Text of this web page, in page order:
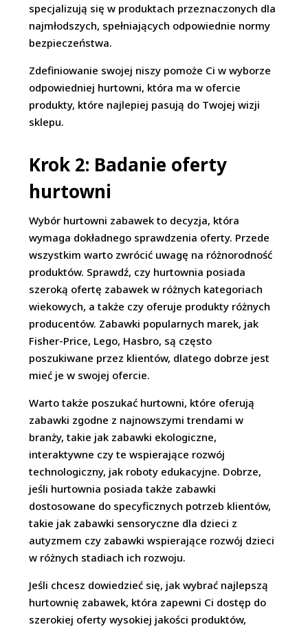
specjalizują się w produktach przeznaczonych dla
najmłodszych, spełniających odpowiednie normy
bezpieczeństwa.
Zdefiniowanie swojej niszy pomoże Ci w wyborze
odpowiedniej hurtowni, która ma w ofercie
produkty, które najlepiej pasują do Twojej wizji
sklepu.
Krok 2: Badanie oferty
hurtowni
Wybór hurtowni zabawek to decyzja, która
wymaga dokładnego sprawdzenia oferty. Przede
wszystkim warto zwrócić uwagę na różnorodność
produktów. Sprawdź, czy hurtownia posiada
szeroką ofertę zabawek w różnych kategoriach
wiekowych, a także czy oferuje produkty różnych
producentów. Zabawki popularnych marek, jak
Fisher-Price, Lego, Hasbro, są często
poszukiwane przez klientów, dlatego dobrze jest
mieć je w swojej ofercie.
Warto także poszukać hurtowni, które oferują
zabawki zgodne z najnowszymi trendami w
branży, takie jak zabawki ekologiczne,
interaktywne czy te wspierające rozwój
technologiczny, jak roboty edukacyjne. Dobrze,
jeśli hurtownia posiada także zabawki
dostosowane do specyficznych potrzeb klientów,
takie jak zabawki sensoryczne dla dzieci z
autyzmem czy zabawki wspierające rozwój dzieci
w różnych stadiach ich rozwoju.
Jeśli chcesz dowiedzieć się, jak wybrać najlepszą
hurtownię zabawek, która zapewni Ci dostęp do
szerokiej oferty wysokiej jakości produktów,